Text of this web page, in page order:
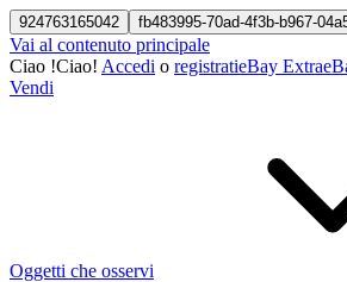
924763165042 fb483995-70ad-4f3b-b967-
Vai al contenuto principale
Ciao !Ciao! Accedi o registratieBay Extra
Vendi
Oggetti che osservi